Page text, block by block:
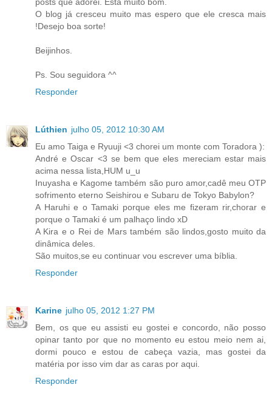
O blog já cresceu muito mas espero que ele cresca mais
!Desejo boa sorte!
Beijinhos.
Ps. Sou seguidora ^^
Responder
Lúthien julho 05, 2012 10:30 AM
Eu amo Taiga e Ryuuji <3 chorei um monte com Toradora ):
André e Oscar <3 se bem que eles mereciam estar mais
acima nessa lista,HUM u_u
Inuyasha e Kagome também são puro amor,cadê meu OTP
sofrimento eterno Seishirou e Subaru de Tokyo Babylon?
A Haruhi e o Tamaki porque eles me fizeram rir,chorar e
porque o Tamaki é um palhaço lindo xD
A Kira e o Rei de Mars também são lindos,gosto muito da
dinâmica deles.
São muitos,se eu continuar vou escrever uma bíblia.
Responder
Karine julho 05, 2012 1:27 PM
Bem, os que eu assisti eu gostei e concordo, não posso
opinar tanto por que no momento eu estou meio nem ai,
dormi pouco e estou de cabeça vazia, mas gostei da
matéria por isso vim dar as caras por aqui.
Responder